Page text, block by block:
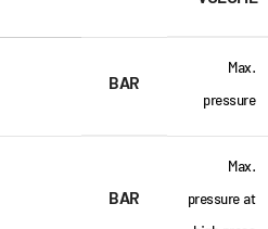
Max.
pressure
BAR
Max.
pressure at
BAR